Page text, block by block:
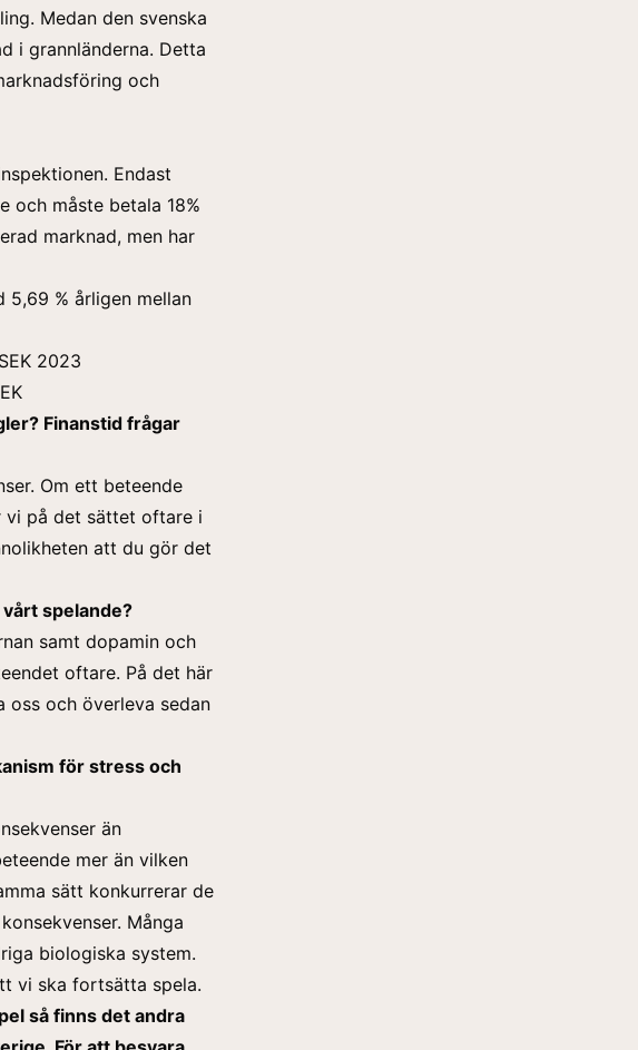
Medan den svenska
i grannländerna. Detta
och
Endast
och måste betala 18%
marknad, men har
5,69 % årligen mellan
2023
Finanstid frågar
Om ett beteende
vi på det sättet oftare i
att du gör det
spelande?
samt dopamin och
oftare. På det här
oss och överleva sedan
för stress och
än
mer än vilken
sätt konkurrerar de
Många
biologiska system.
vi ska fortsätta spela.
så finns det andra